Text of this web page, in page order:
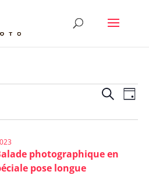
vues
Recherche
de
Jour
photographique en
pose longue